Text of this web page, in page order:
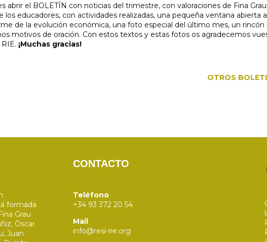
abrir el BOLETÍN con noticias del trimestre, con valoraciones de Fina Grau
los educadores, con actividades realizadas, una pequeña ventana abierta a
de la evolución económica, una foto especial del último mes, un rincón
motivos de oración. Con estos textos y estas fotos os agradecemos
¡Muchas gracias!
OTROS
formada
Grau
Òscar
Juan
CONTACTO
Teléfono
+34 93 372 20 54
Mail
info@resi-rie.org